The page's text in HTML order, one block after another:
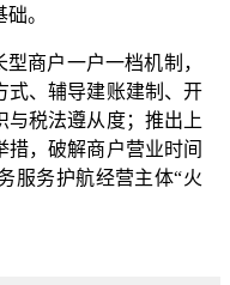
。
商户一户一档机制，
式、辅导建账建制、开
与税法遵从度；推出上
措，破解商户营业时间
服务护航经营主体“火